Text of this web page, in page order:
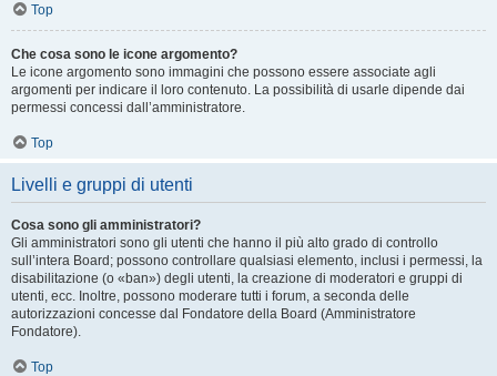
Top
Che cosa sono le icone argomento?
Le icone argomento sono immagini che possono essere associate agli
argomenti per indicare il loro contenuto. La possibilità di usarle dipende dai
permessi concessi dall’amministratore.
Top
Livelli e gruppi di utenti
Cosa sono gli amministratori?
Gli amministratori sono gli utenti che hanno il più alto grado di controllo
sull’intera Board; possono controllare qualsiasi elemento, inclusi i permessi, la
disabilitazione (o «ban») degli utenti, la creazione di moderatori e gruppi di
utenti, ecc. Inoltre, possono moderare tutti i forum, a seconda delle
autorizzazioni concesse dal Fondatore della Board (Amministratore
Fondatore).
Top